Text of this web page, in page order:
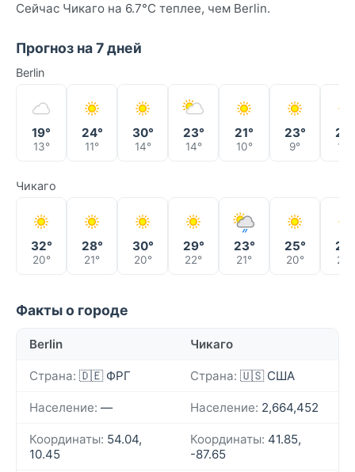
Сейчас Чикаго на 6.7°C теплее, чем Berlin.
Прогноз на 7 дней
Berlin
19°
13°
24°
11°
30°
14°
23°
14°
21°
10°
23°
9° 14°
Чикаго
32°
20°
28°
21°
30°
20°
29°
22°
23°
21°
25°
20° 20°
Факты о городе
Berlin Чикаго
Страна: 🇩🇪 ФРГ Страна: 🇺🇸 США
Население: — Население: 2,664,452
Координаты: 54.04,
10.45
Координаты: 41.85,
-87.65